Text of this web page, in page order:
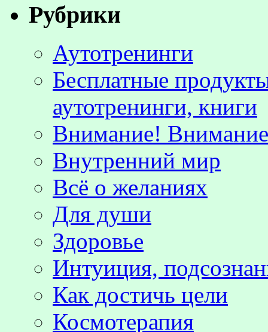
Рубрики
Аутотренинги
Бесплатные
аутотренинги, книги
Внимание!
Внутренний мир
Всё о желаниях
Для души
Здоровье
Интуиция,
Как достичь цели
Космотерапия